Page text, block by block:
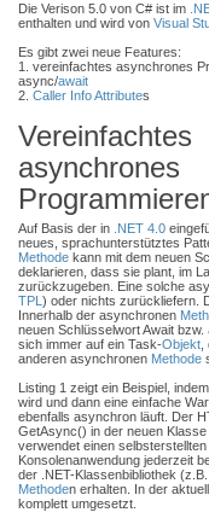
Die Verison 5.0 von C# ist im
enthalten und wird von Visual
Es gibt zwei neue Features:
1. vereinfachtes asynchrones
async/await
2. Caller Info Attributes
Vereinfachtes
asynchrones
Auf Basis der in .NET 4.0
neues, sprachunterstütztes
Methode kann mit dem neuen
deklarieren, dass sie plant, im
zurückzugeben. Eine solche
TPL ) oder nichts zurückliefern.
Innerhalb der asynchronen
neuen Schlüsselwort Await bzw.
sich immer auf ein Task-Objekt
anderen asynchronen Methode
Listing 1 zeigt ein Beispiel,
wird und dann eine einfache
ebenfalls asynchron läuft. Der
GetAsync() in der neuen Klasse
verwendet einen
Konsolenanwendung jederzeit
der .NET-Klassenbibliothek (z.B.
Methoden erhalten. In der
komplett umgesetzt.